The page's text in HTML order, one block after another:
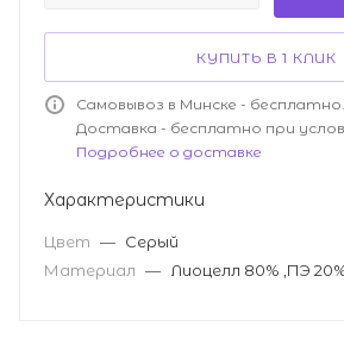
КУПИТЬ В 1 КЛИК
Самовывоз в Минске - бесплатно.
Доставка - бесплатно при
Подробнее о доставке
Характеристики
Цвет — Серый
Материал — Лиоцелл 80% ,ПЭ